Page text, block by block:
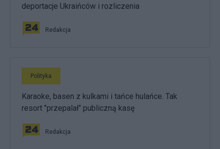
deportacje Ukraińców i rozliczenia
Redakcja
Polityka
Karaoke, basen z kulkami i tańce hulańce. Tak
resort "przepalał" publiczną kasę
Redakcja